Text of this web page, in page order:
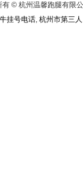
有 © 杭州温馨跑腿有限
挂号电话, 杭州市第三